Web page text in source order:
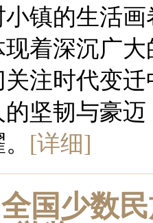
镇的生活
着深沉广
注时代变
坚韧与豪
[详细]
国少数